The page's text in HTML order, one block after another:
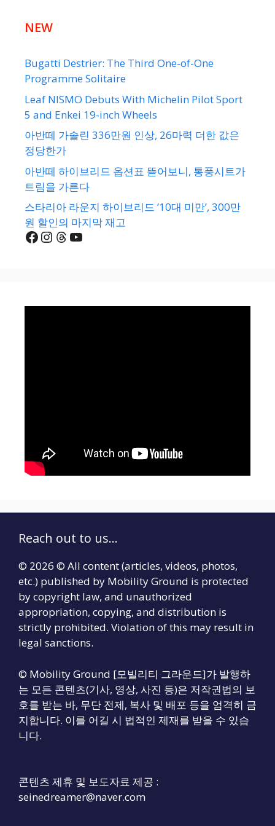
NEW
Bugatti Destrier: The Third One-of-One
Programme Solitaire
Leaf NISMO Debuts With Michelin Pilot Sport
5 and Enkei 19-inch Wheels
아반떼 가솔린 336만원 인상, 26마력 더한 값은
정당한가
아반떼 하이브리드 옵션표 뜯어보니, 통풍시트가
트림을 가른다
스타리아 라운지 하이브리드 ’10대 미만’, 300만
원 할인의 마지막 재고
Facebook
Instagram
Threads
YouTube
Reach out to us...
© 2026 © All content (articles, videos, photos,
etc.) published by Mobility Ground is protected
by copyright law, and unauthorized
appropriation, copying, and distribution is
strictly prohibited. Violation of this may result in
legal sanctions.
© Mobility Ground [모빌리티 그라운드]가 발행하
는 모든 콘텐츠(기사, 영상, 사진 등)은 저작권법의 보
호를 받는 바, 무단 전제, 복사 및 배포 등을 엄격히 금
지합니다. 이를 어길 시 법적인 제재를 받을 수 있습
니다.
콘텐츠 제휴 및 보도자료 제공 :
seinedreamer@naver.com